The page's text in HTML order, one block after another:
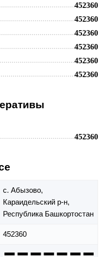
452360
452360
452360
452360
452360
452360
452360
с. Абызово,
Караидельский р-н,
Республика Башкортостан
452360